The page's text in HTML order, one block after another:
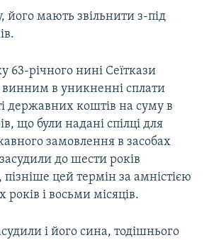
його мають звільнити з-під
63-річного нині Сеїткази
в уникненні сплати
державних коштів на суму в
що були надані спілці для
замовлення в засобах
до шести років
пізніше цей термін за амністією
років і восьми місяців.
і його сина, тодішнього